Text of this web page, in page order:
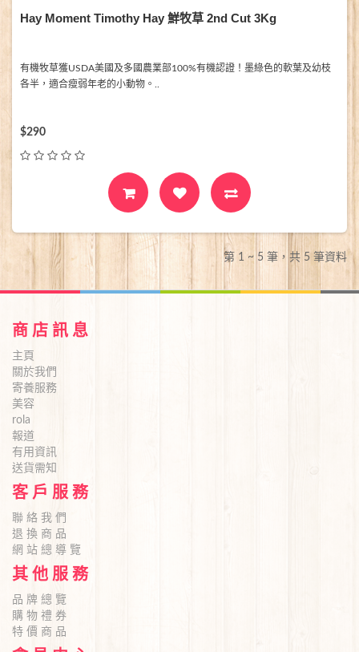
Hay Moment Timothy Hay 鮮牧草 2nd Cut 3Kg
有機牧草獲USDA美國及多國農業部100%有機認證！墨綠色的軟葉及幼枝
各半，適合瘦弱年老的小動物。..
$290
第 1 ~ 5 筆，共 5 筆資料
商 店 訊 息
主頁
關於我們
寄養服務
美容
rola
報道
有用資訊
送貨需知
客 戶 服 務
聯 絡 我 們
退 換 商 品
網 站 總 導 覽
其 他 服 務
品 牌 總 覽
購 物 禮 券
特 價 商 品